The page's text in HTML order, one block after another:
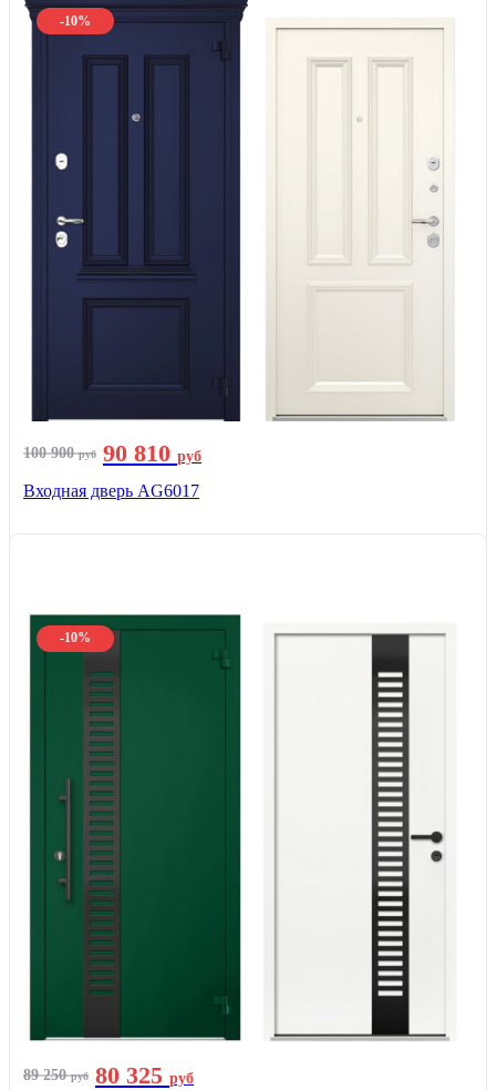
-10%
100 900руб 90 810 руб
Входная дверь AG6017
-10%
89 250руб 80 325 руб